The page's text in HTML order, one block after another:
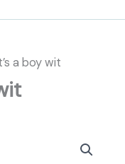
a boy wit